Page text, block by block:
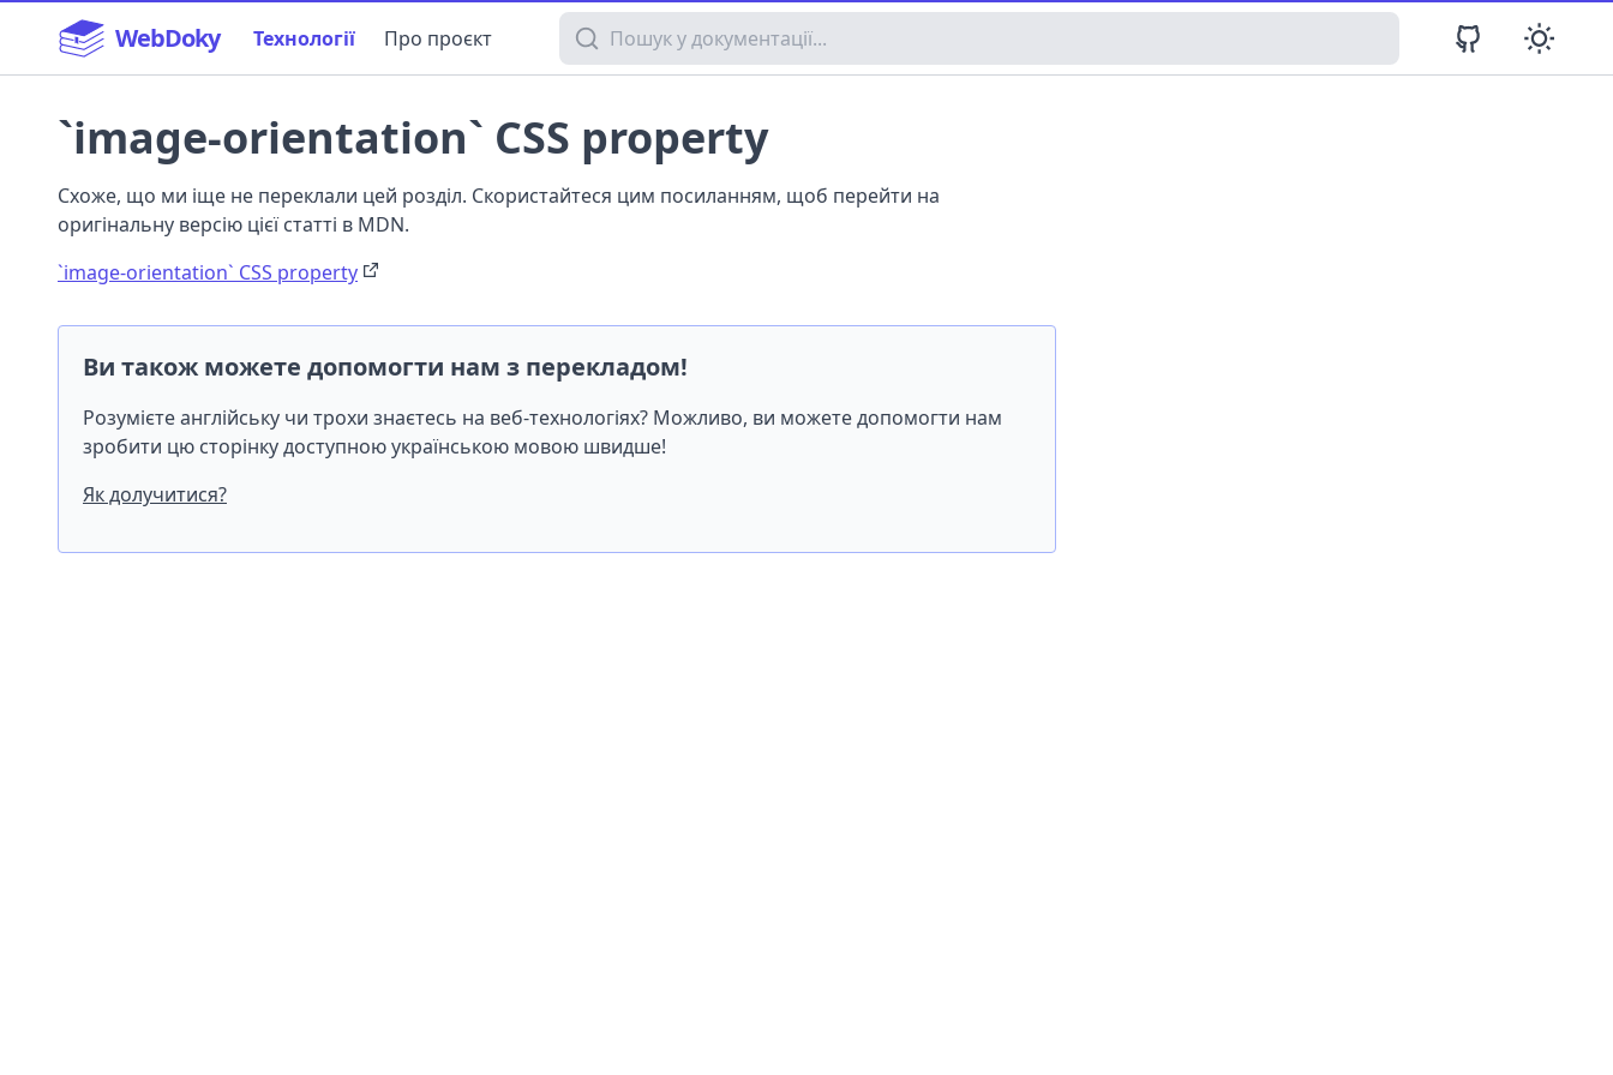
WebDoky Технології Про проєкт Пошук у документації
`image-orientation` CSS property
Схоже, що ми іще не переклали цей розділ. Скористайтеся цим посиланням, щоб перейти на
оригінальну версію цієї статті в MDN.
`image-orientation` CSS property
Ви також можете допомогти нам з перекладом!
Розумієте англійську чи трохи знаєтесь на веб-технологіях? Можливо, ви можете допомогти нам
зробити цю сторінку доступною українською мовою швидше!
Як долучитися?